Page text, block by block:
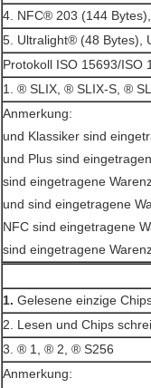
4. NFC® 203 (144
5. Ultralight® (48 Bytes),
Protokoll ISO 15693/ISO
1. ® SLIX, ® SLIX-S, ®
Anmerkung:
und Klassiker sind
und Plus sind
sind eingetragene
und sind eingetragene
NFC sind eingetragene
sind eingetragene
1. Gelesene einzige
2. Lesen und Chips
3. ® 1, ® 2, ® S256
Anmerkung: